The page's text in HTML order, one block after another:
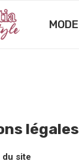
MODE
légales
du site